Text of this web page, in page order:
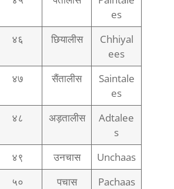
es
४६ छियालीस
Chhiyal
ees
४७ सैंतालीस
Saintale
es
४८ अड़तालीस
Adtalee
s
४९ उनचास
Unchaas
५० पचास Pachaas